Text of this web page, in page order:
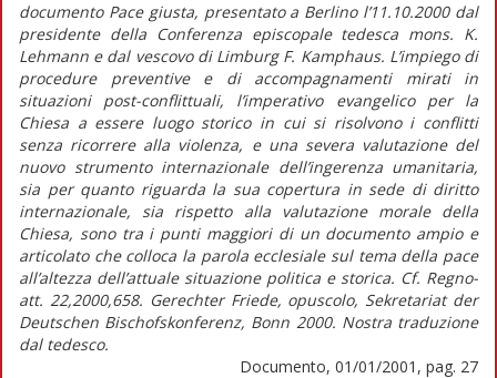
documento Pace giusta, presentato a Berlino l’11.10.2000 dal
presidente della Conferenza episcopale tedesca mons. K.
Lehmann e dal vescovo di Limburg F. Kamphaus. L’impiego di
procedure preventive e di accompagnamenti mirati in
situazioni post-conflittuali, l’imperativo evangelico per la
Chiesa a essere luogo storico in cui si risolvono i conflitti
senza ricorrere alla violenza, e una severa valutazione del
nuovo strumento internazionale dell’ingerenza umanitaria,
sia per quanto riguarda la sua copertura in sede di diritto
internazionale, sia rispetto alla valutazione morale della
Chiesa, sono tra i punti maggiori di un documento ampio e
articolato che colloca la parola ecclesiale sul tema della pace
all’altezza dell’attuale situazione politica e storica. Cf. Regno-
att. 22,2000,658. Gerechter Friede, opuscolo, Sekretariat der
Deutschen Bischofskonferenz, Bonn 2000. Nostra traduzione
dal tedesco.
Documento, 01/01/2001, pag. 27